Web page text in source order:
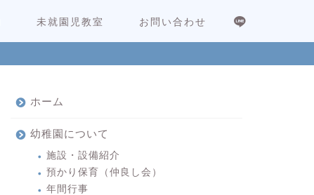
未就園児教室 お問い合わせ
ホーム
幼稚園について
施設・設備紹介
預かり保育（仲良し会）
年間行事